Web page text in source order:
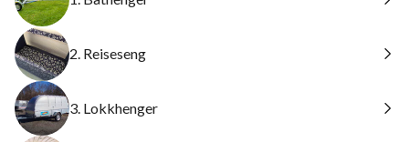
2. Reiseseng
3. Lokkhenger